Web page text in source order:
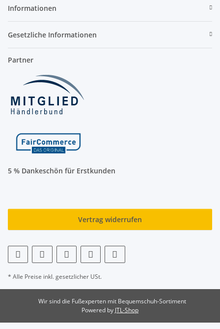
Informationen
Gesetzliche Informationen
Partner
5 % Dankeschön für Erstkunden
Vertrag widerrufen
* Alle Preise inkl. gesetzlicher USt.
Wir sind die Fußexperten mit Bequemschuh-Sortiment
Powered by JTL-Shop